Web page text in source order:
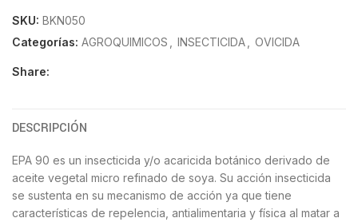
SKU: BKN050
Categorías: AGROQUIMICOS INSECTICIDA OVICIDA
Share:
DESCRIPCIÓN
EPA 90 es un insecticida y/o acaricida botánico derivado de
aceite vegetal micro refinado de soya. Su acción insecticida
se sustenta en su mecanismo de acción ya que tiene
características de repelencia, antialimentaria y física al matar a